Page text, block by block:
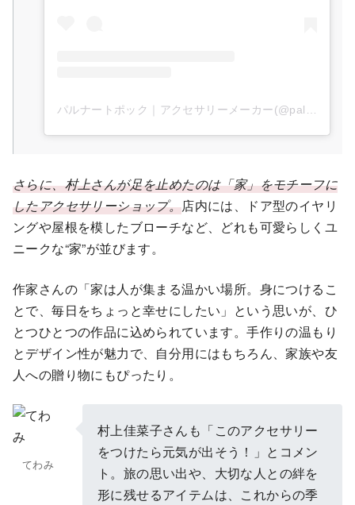
パルナートポック｜アクセサリーメーカー(@palnartpoc)がシェアした投稿
さらに、村上さんが足を止めたのは「家」をモチーフに
したアクセサリーショップ。店内には、ドア型のイヤリ
ングや屋根を模したブローチなど、どれも可愛らしくユ
ニークな“家”が並びます。
作家さんの「家は人が集まる温かい場所。身につけるこ
とで、毎日をちょっと幸せにしたい」という思いが、ひ
とつひとつの作品に込められています。手作りの温もり
とデザイン性が魅力で、自分用にはもちろん、家族や友
人への贈り物にもぴったり。
てわみ
村上佳菜子さんも「このアクセサリー
をつけたら元気が出そう！」とコメン
ト。旅の思い出や、大切な人との絆を
形に残せるアイテムは、これからの季